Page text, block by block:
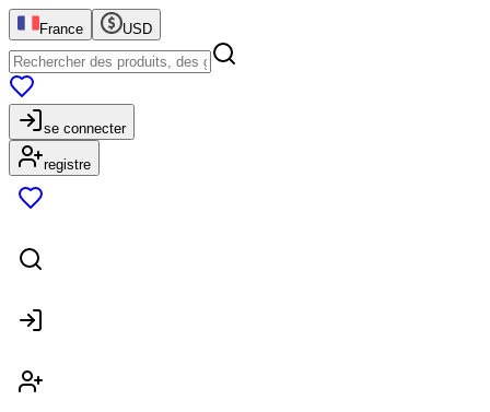
France USD
se connecter
registre